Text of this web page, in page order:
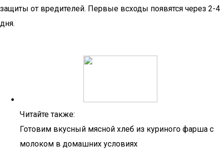
защиты от вредителей. Первые всходы появятся через 2-4
дня.
Читайте также:
Готовим вкусный мясной хлеб из куриного фарша с
молоком в домашних условиях